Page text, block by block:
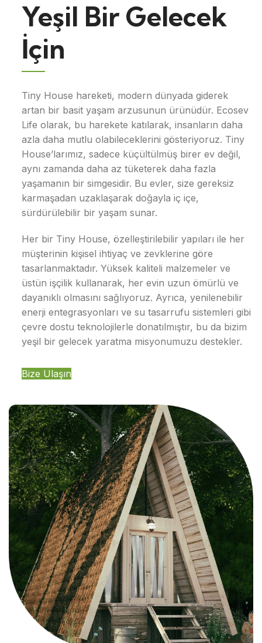
Yeşil Bir Gelecek
İçin
Tiny House hareketi, modern dünyada giderek
artan bir basit yaşam arzusunun ürünüdür. Ecosev
Life olarak, bu harekete katılarak, insanların daha
azla daha mutlu olabileceklerini gösteriyoruz. Tiny
House’larımız, sadece küçültülmüş birer ev değil,
aynı zamanda daha az tüketerek daha fazla
yaşamanın bir simgesidir. Bu evler, size gereksiz
karmaşadan uzaklaşarak doğayla iç içe,
sürdürülebilir bir yaşam sunar.
Her bir Tiny House, özelleştirilebilir yapıları ile her
müşterinin kişisel ihtiyaç ve zevklerine göre
tasarlanmaktadır. Yüksek kaliteli malzemeler ve
üstün işçilik kullanarak, her evin uzun ömürlü ve
dayanıklı olmasını sağlıyoruz. Ayrıca, yenilenebilir
enerji entegrasyonları ve su tasarrufu sistemleri gibi
çevre dostu teknolojilerle donatılmıştır, bu da bizim
yeşil bir gelecek yaratma misyonumuzu destekler.
Bize Ulaşın